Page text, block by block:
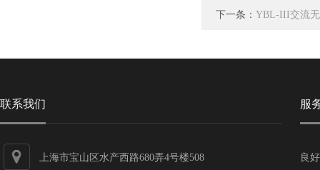
下一条： YBL-III交流
联系我们
上海市宝山区水产西路680弄4号楼508
服
良